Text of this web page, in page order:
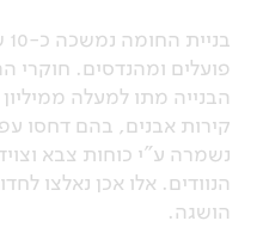
פועלים ומהנדסים. חוקרי
קירות אבנים, בהם דחסו
נשמרה ע"י כוחות צבא
הנוודים. אלו אכן נאלצו
הושגה.